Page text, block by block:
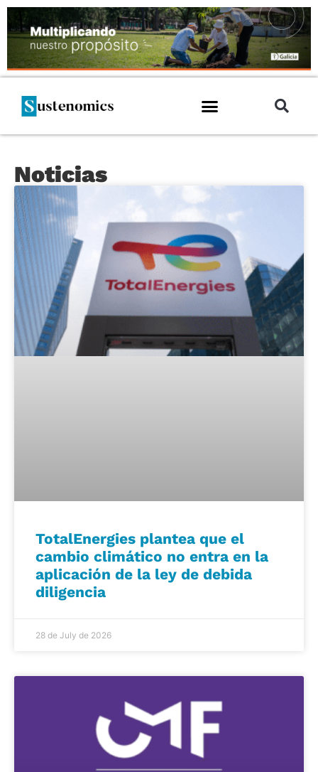
Noticias
TotalEnergies plantea que el
cambio climático no entra en la
aplicación de la ley de debida
diligencia
28 de July de 2026